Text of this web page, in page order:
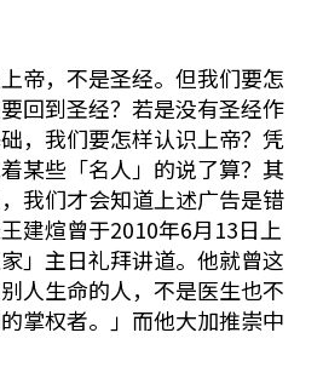
帝，不是圣经。但我们要怎
回到圣经？若是没有圣经作
，我们要怎样认识上帝？凭
某些「名人」的说了算？其
我们才会知道上述广告是错
建煊曾于2010年6月13日上
」主日礼拜讲道。他就曾这
人生命的人，不是医生也不
掌权者。」而他大加推崇中